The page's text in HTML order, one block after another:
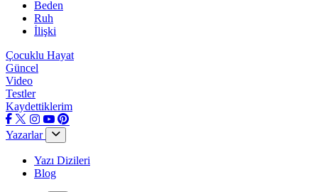
Beden
Ruh
İlişki
Çocuklu Hayat
Güncel
Video
Testler
Kaydettiklerim
Yazarlar
Yazı Dizileri
Blog